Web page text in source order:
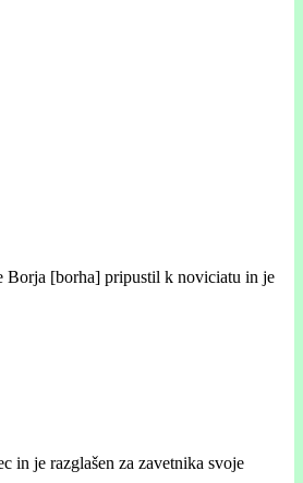
Borja [borha] pripustil k noviciatu in je
in je razglašen za zavetnika svoje